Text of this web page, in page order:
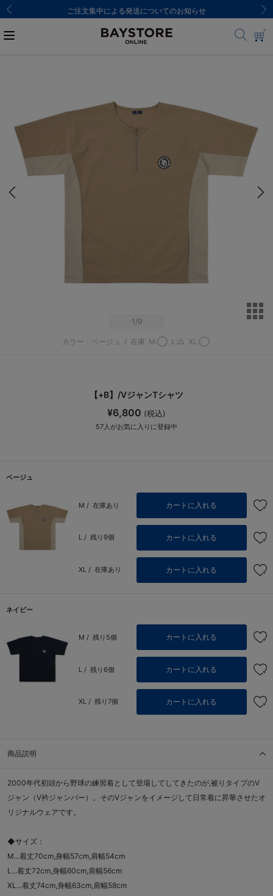
ご注文集中による発送についてのお知らせ
1 /9
カラー：ベージュ / 在庫 M:◯ L:△ XL:◯
【+B】/VジャンTシャツ
¥6,800 (税込)
57人がお気に入りに登録中
ベージュ
M / 在庫あり カートに入れる
L / 残り9個 カートに入れる
XL / 在庫あり カートに入れる
ネイビー
M / 残り5個 カートに入れる
L / 残り6個 カートに入れる
XL / 残り7個 カートに入れる
商品説明
2000年代初頭から野球の練習着として登場してしてきたのが,被りタイプのV
ジャン（V衿ジャンパー）。そのVジャンをイメージして日常着に昇華させたオ
リジナルウェアです。
◆サイズ：
M...着丈70cm,身幅57cm,肩幅54cm
L...着丈72cm,身幅60cm,肩幅56cm
XL...着丈74cm,身幅63cm,肩幅58cm